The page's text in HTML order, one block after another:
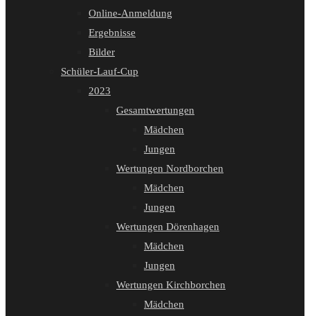
Online-Anmeldung
Ergebnisse
Bilder
Schüler-Lauf-Cup
2023
Gesamtwertungen
Mädchen
Jungen
Wertungen Nordborchen
Mädchen
Jungen
Wertungen Dörenhagen
Mädchen
Jungen
Wertungen Kirchborchen
Mädchen